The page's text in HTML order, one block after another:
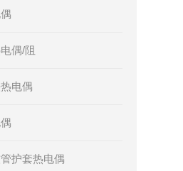
偶/阻
电偶
护套热电偶